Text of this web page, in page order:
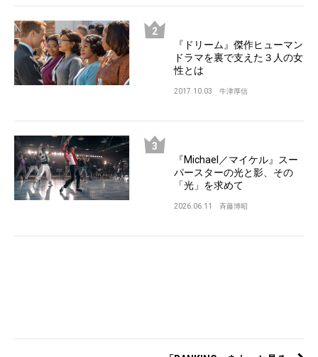
『ドリーム』傑作ヒューマン
ドラマを裏で支えた３人の女
性とは
2017.10.03 牛津厚信
『Michael／マイケル』スー
パースターの光と影、その
「光」を求めて
2026.06.11 斉藤博昭